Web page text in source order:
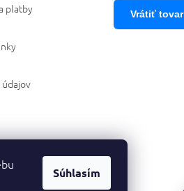
Súhlasím
platby
údajov
Vrátiť tovar